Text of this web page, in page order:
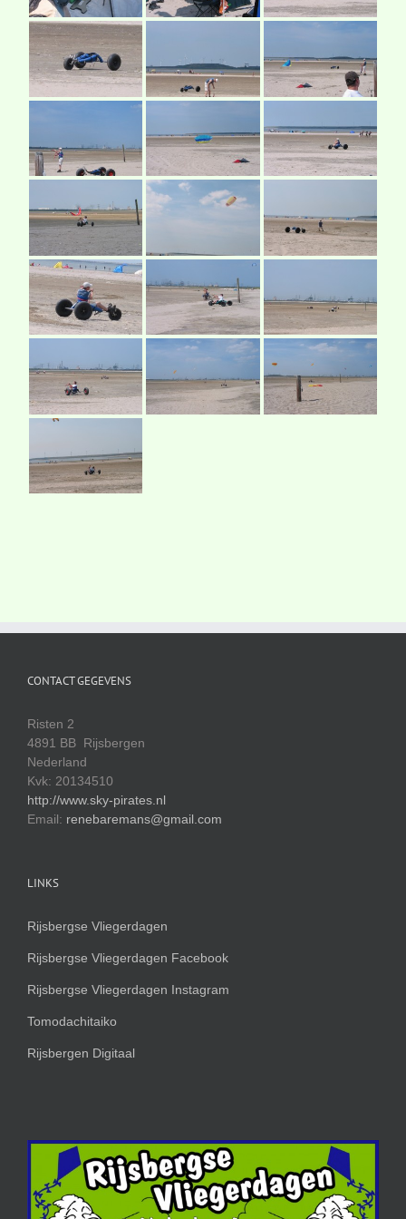
CONTACT GEGEVENS
Risten 2
4891 BB Rijsbergen
Nederland
Kvk: 20134510
http://www.sky-pirates.nl
Email: renebaremans@gmail.com
LINKS
Rijsbergse Vliegerdagen
Rijsbergse Vliegerdagen Facebook
Rijsbergse Vliegerdagen Instagram
Tomodachitaiko
Rijsbergen Digitaal